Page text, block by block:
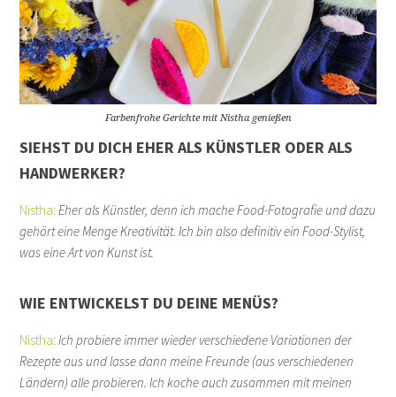
Farbenfrohe Gerichte mit Nistha genießen
SIEHST DU DICH EHER ALS KÜNSTLER ODER ALS
HANDWERKER?
Nistha:Eher als Künstler, denn ich mache Food-Fotografie und dazu
gehört eine Menge Kreativität. Ich bin also definitiv ein Food-Stylist,
was eine Art von Kunst ist.
WIE ENTWICKELST DU DEINE MENÜS?
Nistha:Ich probiere immer wieder verschiedene Variationen der
Rezepte aus und lasse dann meine Freunde (aus verschiedenen
Ländern) alle probieren. Ich koche auch zusammen mit meinen